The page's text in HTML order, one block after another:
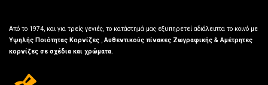
Από το 1974, και για τρείς γενιές, το κατάστημά μας εξυπηρετεί αδιάλειπτα το κοινό με
Υψηλής Ποιότητας Κορνίζες ,Αυθεντικούς πίνακες Ζωγραφικής & Αμέτρητες
κορνίζες σε σχέδια και χρώματα.